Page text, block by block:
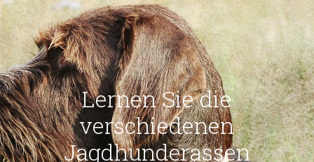
Lernen Sie die
verschiedenen
Jagdhunderassen